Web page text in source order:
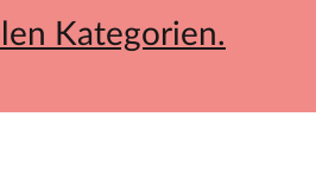
Kategorien.